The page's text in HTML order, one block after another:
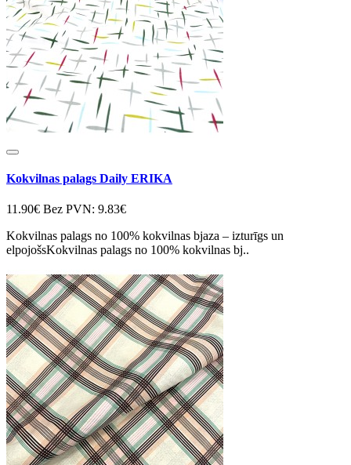
Kokvilnas palags Daily ERIKA
11.90€ Bez PVN: 9.83€
Kokvilnas palags no 100% kokvilnas bjaza – izturīgs un
elpojošsKokvilnas palags no 100% kokvilnas bj..